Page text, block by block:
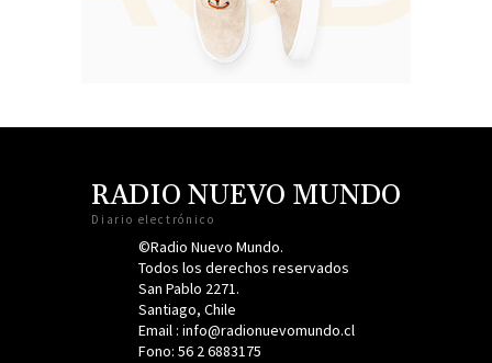
RADIO NUEVO MUNDO
Diario electrónico
©Radio Nuevo Mundo.
Todos los derechos reservados
San Pablo 2271.
Santiago, Chile
Email : info@radionuevomundo.cl
Fono: 56 2 6883175